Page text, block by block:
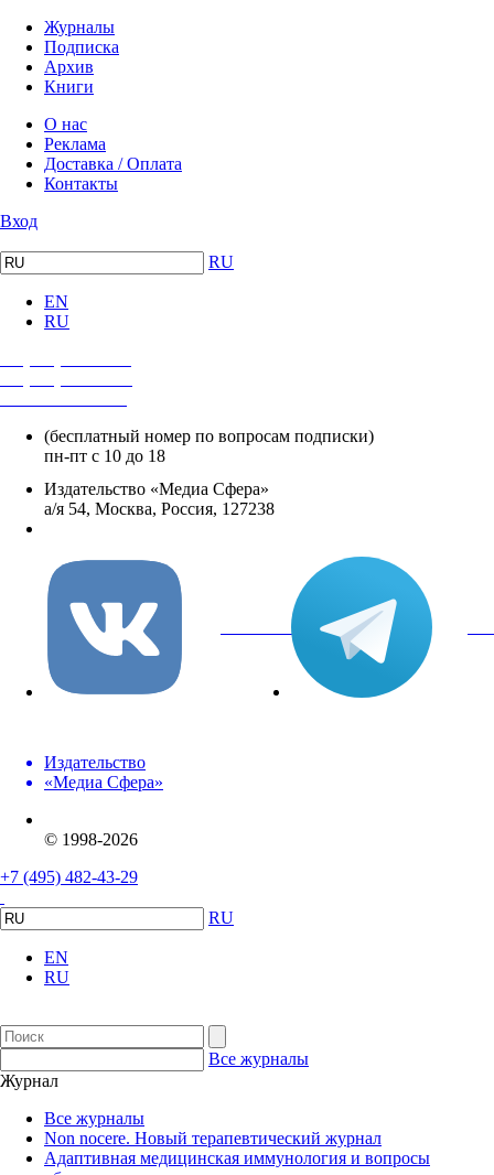
Журналы
Подписка
Архив
Книги
О нас
Реклама
Доставка / Оплата
Контакты
Вход
RU
EN
RU
(бесплатный номер по вопросам подписки)
пн-пт с 10 до 18
Издательство «Медиа Сфера»
а/я 54, Москва, Россия, 127238
вКонтакте
Издательство
«Медиа Сфера»
© 1998-2026
+7 (495) 482-43-29
RU
EN
RU
Все журналы
Журнал
Все журналы
Non nocere. Новый терапевтический журнал
Адаптивная медицинская иммунология и вопросы